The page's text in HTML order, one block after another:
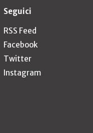
Seguici
RSS Feed
Facebook
Twitter
Instagram